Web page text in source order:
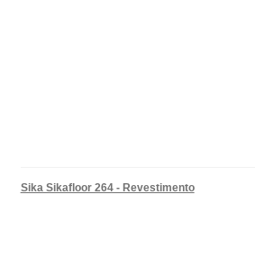
Sika Sikafloor 264 - Revestimento